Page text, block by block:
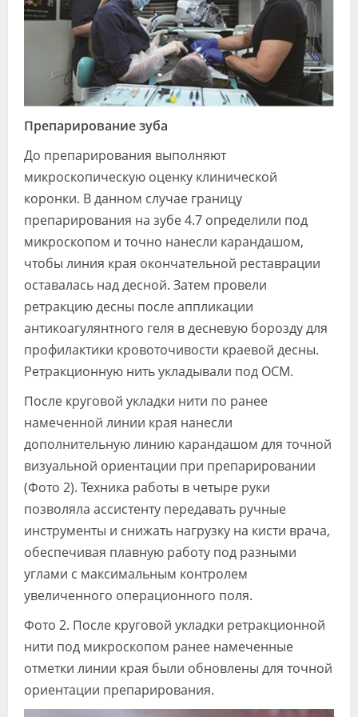
Препарирование зуба
До препарирования выполняют
микроскопическую оценку клинической
коронки. В данном случае границу
препарирования на зубе 4.7 определили под
микроскопом и точно нанесли карандашом,
чтобы линия края окончательной реставрации
оставалась над десной. Затем провели
ретракцию десны после аппликации
антикоагулянтного геля в десневую борозду для
профилактики кровоточивости краевой десны.
Ретракционную нить укладывали под ОСМ.
После круговой укладки нити по ранее
намеченной линии края нанесли
дополнительную линию карандашом для точной
визуальной ориентации при препарировании
(Фото 2). Техника работы в четыре руки
позволяла ассистенту передавать ручные
инструменты и снижать нагрузку на кисти врача,
обеспечивая плавную работу под разными
углами с максимальным контролем
увеличенного операционного поля.
Фото 2. После круговой укладки ретракционной
нити под микроскопом ранее намеченные
отметки линии края были обновлены для точной
ориентации препарирования.